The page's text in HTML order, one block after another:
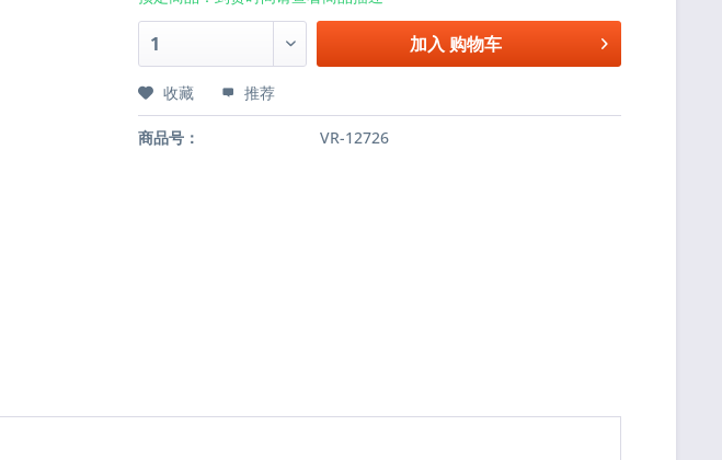
加入 购物车
收藏 推荐
商品号： VR-12726